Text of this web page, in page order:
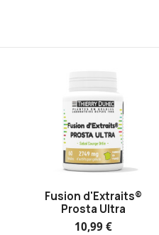
Fusion d'Extraits®
Prosta Ultra
10,99 €